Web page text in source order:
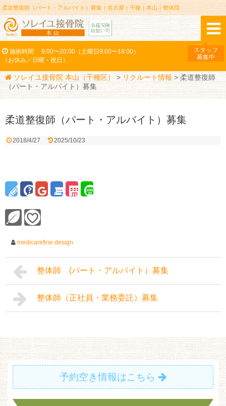
柔道整復師（パート・アルバイト）募集｜名古屋｜千種｜本山｜整体院
施術時間
9:00〜20:00（土曜日9:00〜18:00）
（お休み／日曜・祝日）
スタッフ
募集中
ソレイユ接骨院 本山（千種区） > リクルート情報 >柔道整復師
（パート・アルバイト）募集
柔道整復師（パート・アルバイト）募集
2018/4/27 2025/10/23
medicarefine design
整体師 (パート・アルバイト）募集
整体師（正社員・業務委託）募集
予約空き情報はこちら